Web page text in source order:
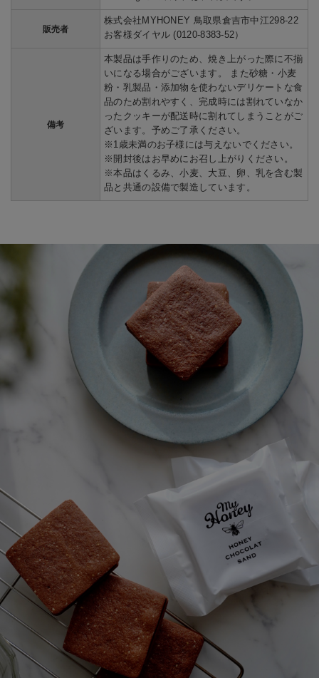
販売者
株式会社MYHONEY 鳥取県倉吉市中江298-22
お客様ダイヤル (0120-8383-52）
備考
本製品は手作りのため、焼き上がった際に不揃
いになる場合がございます。 また砂糖・小麦
粉・乳製品・添加物を使わないデリケートな食
品のため割れやすく、完成時には割れていなか
ったクッキーが配送時に割れてしまうことがご
ざいます。予めご了承ください。
※1歳未満のお子様には与えないでください。
※開封後はお早めにお召し上がりください。
※本品はくるみ、小麦、大豆、卵、乳を含む製
品と共通の設備で製造しています。